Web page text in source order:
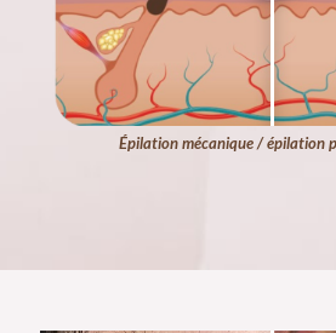
Épilation mécanique / épilation